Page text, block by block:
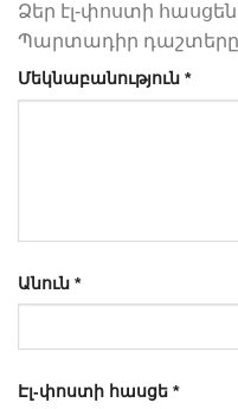
Ձեր էլ-փոստի
Պարտադիր դաշտերը
Մեկնաբանություն *
Անուն *
Էլ-փոստի հասցե *